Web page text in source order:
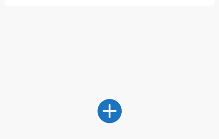
谷气行、营卫通：内经视角
下的脾胃调养要义